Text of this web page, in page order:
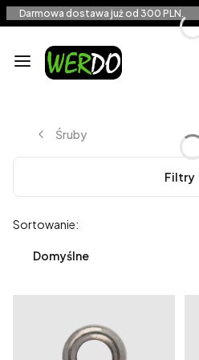
Darmowa dostawa już od 300 PLN.
Menu
Śruby
Filtry
Lista produktów
Sortowanie:
Domyślne